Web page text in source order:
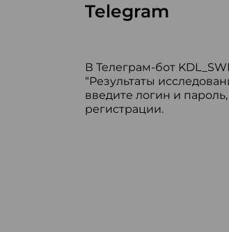
Telegram
В Телеграм-бот
“Результаты
введите логин и
регистрации.